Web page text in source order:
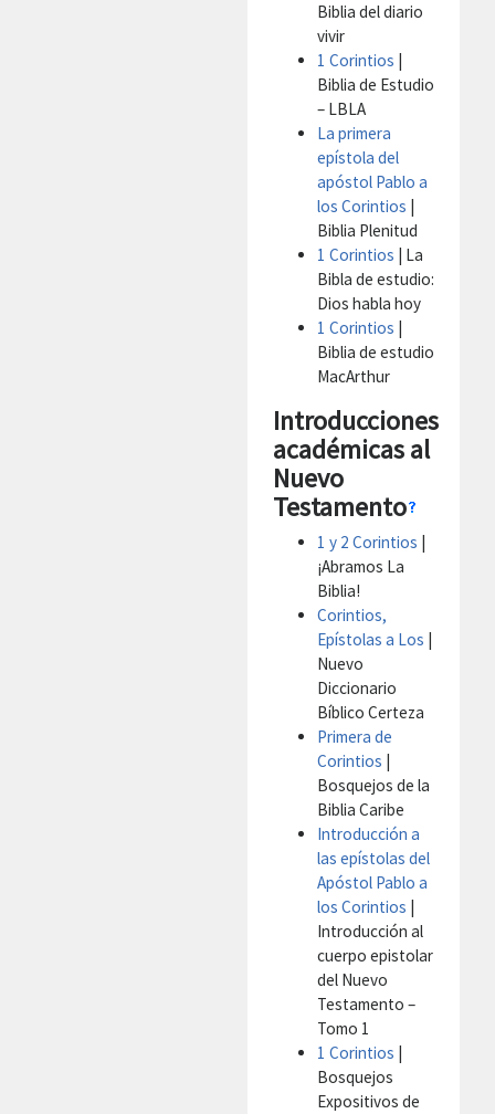
Biblia del diario
vivir
1 Corintios
Biblia de Estudio
– LBLA
La primera
epístola del
apóstol Pablo a
los Corintios
Biblia Plenitud
1 Corintios | La
Bibla de estudio:
Dios habla hoy
1 Corintios
Biblia de estudio
MacArthur
Introducciones
académicas al
Nuevo
Testamento
1 y 2 Corintios
¡Abramos La
Biblia!
Corintios,
Epístolas a Los
Nuevo
Diccionario
Bíblico Certeza
Primera de
Corintios
Bosquejos de la
Biblia Caribe
Introducción a
las epístolas del
Apóstol Pablo a
los Corintios
Introducción al
cuerpo epistolar
del Nuevo
Testamento –
Tomo 1
1 Corintios
Bosquejos
Expositivos de